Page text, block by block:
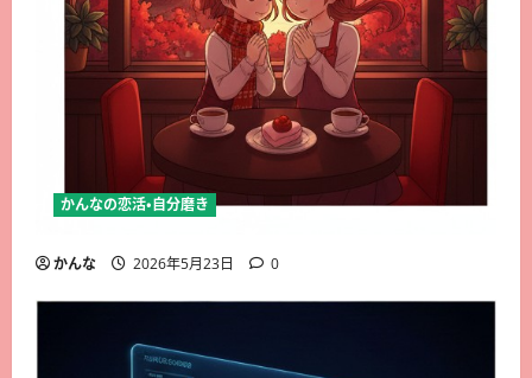
かんなの恋活・自分磨き
かんな 2026年5月23日 0